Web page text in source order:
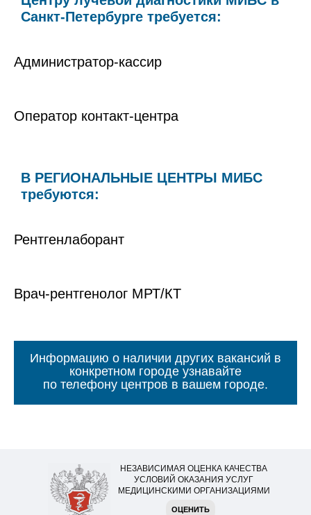
Санкт-Петербурге требуется:
Администратор-кассир
Оператор контакт-центра
В РЕГИОНАЛЬНЫЕ ЦЕНТРЫ МИБС
требуются:
Рентгенлаборант
Врач-рентгенолог МРТ/КТ
Информацию о наличии других вакансий в
конкретном городе узнавайте
по телефону центров в вашем городе.
НЕЗАВИСИМАЯ ОЦЕНКА КАЧЕСТВА
УСЛОВИЙ ОКАЗАНИЯ УСЛУГ
МЕДИЦИНСКИМИ ОРГАНИЗАЦИЯМИ
ОЦЕНИТЬ